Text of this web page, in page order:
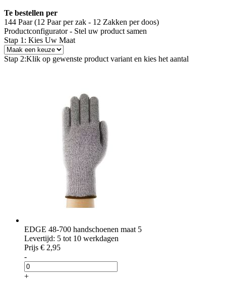
Te bestellen per
144 Paar (12 Paar per zak - 12 Zakken per doos)
Productconfigurator - Stel uw product samen
Stap 1: Kies Uw Maat
Stap 2:Klik op gewenste product variant en kies het aantal
EDGE 48-700 handschoenen maat 5
Levertijd: 5 tot 10 werkdagen
Prijs € 2,95
-
+